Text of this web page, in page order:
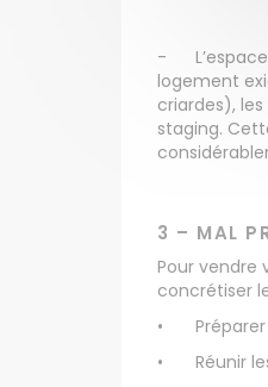
-
logement
criardes),
staging.
3 – MAL
Pour vendre
concrétiser
•
•
Réunir